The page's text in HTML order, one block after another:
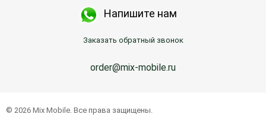
Напишите нам
Заказать обратный звонок
order@mix-mobile.ru
© 2026 Mix Mobile. Все права защищены.